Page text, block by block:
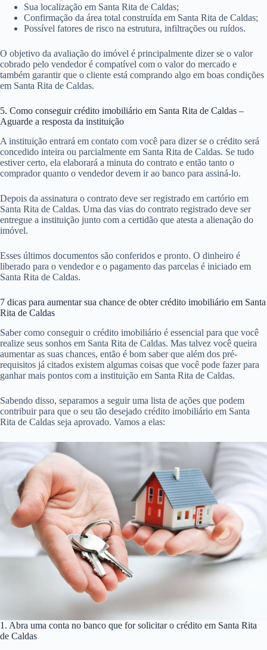
Sua localização em Santa Rita de Caldas;
Confirmação da área total construída em Santa Rita de Caldas;
Possível fatores de risco na estrutura, infiltrações ou ruídos.
O objetivo da avaliação do imóvel é principalmente dizer se o valor
cobrado pelo vendedor é compatível com o valor do mercado e
também garantir que o cliente está comprando algo em boas condições
em Santa Rita de Caldas.
5. Como conseguir crédito imobiliário em Santa Rita de Caldas –
Aguarde a resposta da instituição
A instituição entrará em contato com você para dizer se o crédito será
concedido inteira ou parcialmente em Santa Rita de Caldas. Se tudo
estiver certo, ela elaborará a minuta do contrato e então tanto o
comprador quanto o vendedor devem ir ao banco para assiná-lo.
Depois da assinatura o contrato deve ser registrado em cartório em
Santa Rita de Caldas. Uma das vias do contrato registrado deve ser
entregue a instituição junto com a certidão que atesta a alienação do
imóvel.
Esses últimos documentos são conferidos e pronto. O dinheiro é
liberado para o vendedor e o pagamento das parcelas é iniciado em
Santa Rita de Caldas.
7 dicas para aumentar sua chance de obter crédito imobiliário em Santa
Rita de Caldas
Saber como conseguir o crédito imobiliário é essencial para que você
realize seus sonhos em Santa Rita de Caldas. Mas talvez você queira
aumentar as suas chances, então é bom saber que além dos pré-
requisitos já citados existem algumas coisas que você pode fazer para
ganhar mais pontos com a instituição em Santa Rita de Caldas.
Sabendo disso, separamos a seguir uma lista de ações que podem
contribuir para que o seu tão desejado crédito imobiliário em Santa
Rita de Caldas seja aprovado. Vamos a elas:
1. Abra uma conta no banco que for solicitar o crédito em Santa Rita
de Caldas